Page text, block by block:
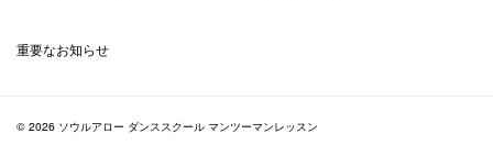
重要なお知らせ
© 2026 ソウルアロー ダンススクール マンツーマンレッスン